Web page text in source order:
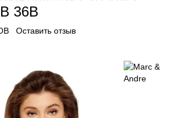
36B
Оставить отзыв